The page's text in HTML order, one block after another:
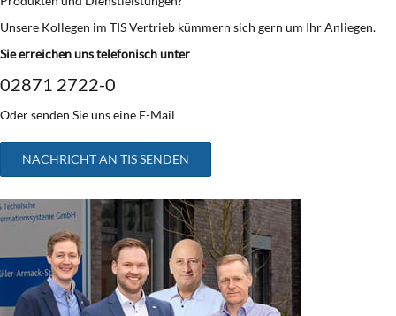
Unsere Kollegen im TIS Vertrieb kümmern sich gern um Ihr Anliegen.
Sie erreichen uns telefonisch unter
02871 2722-0
Oder senden Sie uns eine E-Mail
NACHRICHT AN TIS SENDEN